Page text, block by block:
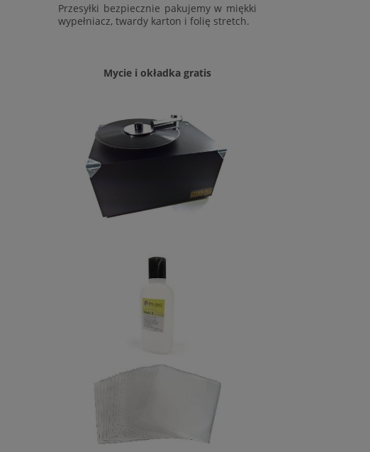
Przesyłki bezpiecznie pakujemy w miękki
wypełniacz, twardy karton i folię stretch.
Mycie i okładka gratis